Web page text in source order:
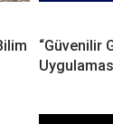
“Güvenilir